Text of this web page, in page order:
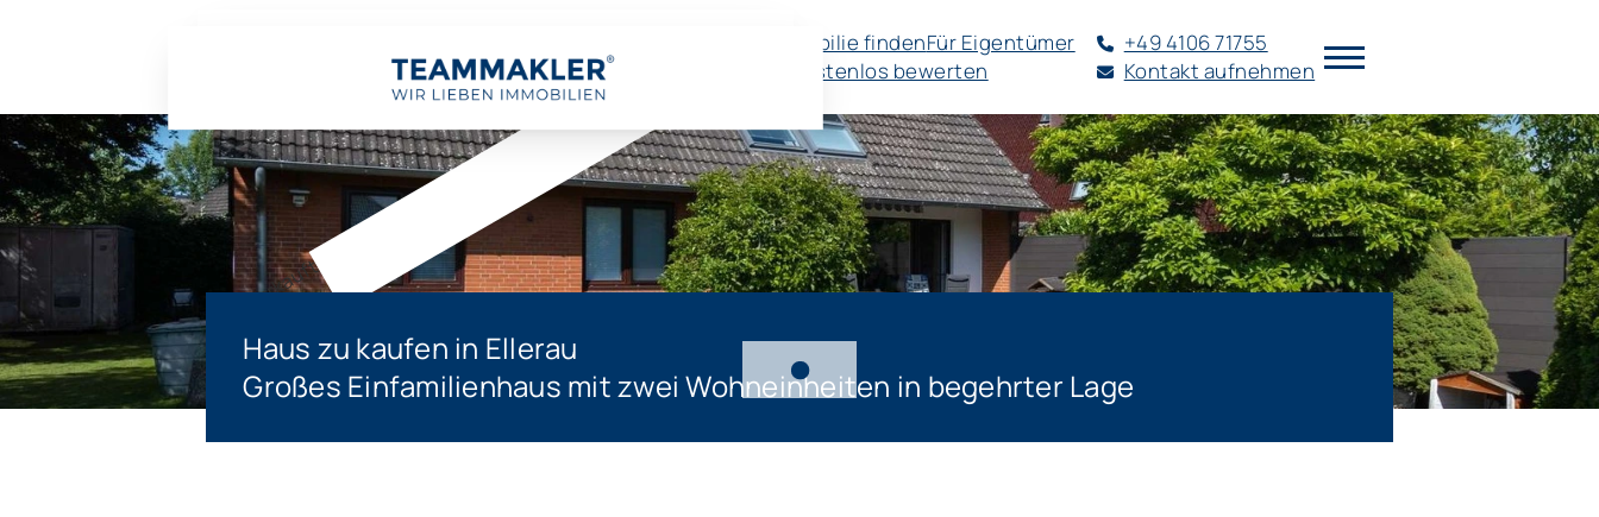
Immobilie findenFür Eigentümer
🚀 Kostenlos bewerten
+49 4106 71755
Kontakt aufnehmen
Verkauft
Haus zu kaufen in Ellerau
Großes Einfamilienhaus mit zwei Wohneinheiten in begehrter Lage